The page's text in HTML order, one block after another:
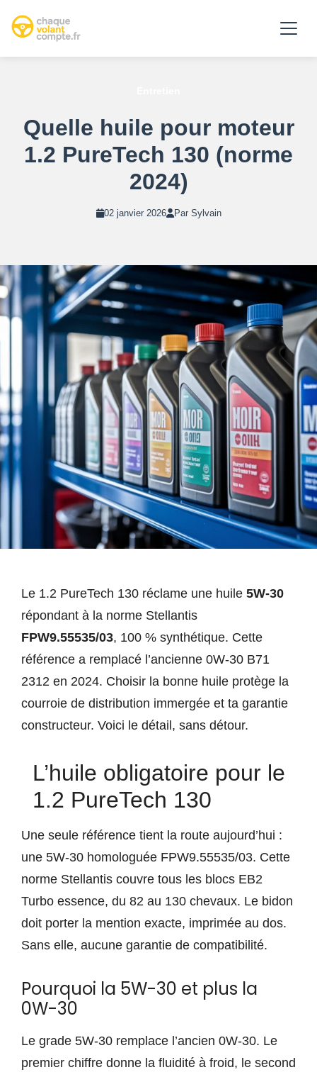
Quelle huile pour moteur
1.2 PureTech 130 (norme
2024)
02 janvier 2026 Par Sylvain
Le 1.2 PureTech 130 réclame une huile 5W-30
répondant à la norme Stellantis
FPW9.55535/03, 100 % synthétique. Cette
référence a remplacé l’ancienne 0W-30 B71
2312 en 2024. Choisir la bonne huile protège la
courroie de distribution immergée et ta garantie
constructeur. Voici le détail, sans détour.
L’huile obligatoire pour le
1.2 PureTech 130
Une seule référence tient la route aujourd’hui :
une 5W-30 homologuée FPW9.55535/03. Cette
norme Stellantis couvre tous les blocs EB2
Turbo essence, du 82 au 130 chevaux. Le bidon
doit porter la mention exacte, imprimée au dos.
Sans elle, aucune garantie de compatibilité.
Pourquoi la 5W-30 et plus la
0W-30
Le grade 5W-30 remplace l’ancien 0W-30. Le
premier chiffre donne la fluidité à froid, le second